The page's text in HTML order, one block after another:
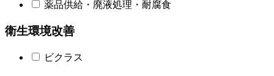
薬品供給・廃液処理・耐腐食
衛生環境改善
ビクラス